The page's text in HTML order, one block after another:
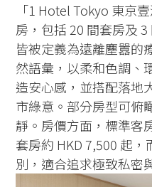
「1 Hotel Tokyo 東京
房，包括 20 間套房及
皆被定義為遠離塵囂的
然語彙，以柔和色調、
造安心感，並搭配落地
市綠意。部分房型可俯
靜。房價方面，標準客
套房約 HKD 7,500 起
別，適合追求極致私密